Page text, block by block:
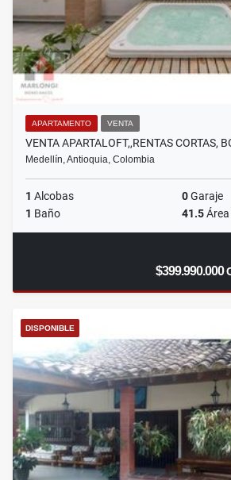
APARTAMENTO VENTA
VENTA APARTALOFT,,RENTAS CORTAS,
Medellín, Antioquia, Colombia
1 Alcobas 0Garaje
1 Baño 41.5
$399.990.000
DISPONIBLE